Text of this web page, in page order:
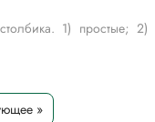
1) простые; 2)
117, 208, 578, 40, 14,
»